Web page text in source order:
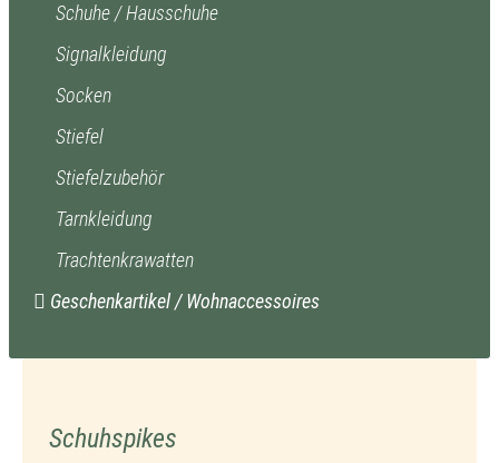
Schuhe / Hausschuhe
Signalkleidung
Socken
Stiefel
Stiefelzubehör
Tarnkleidung
Trachtenkrawatten
Geschenkartikel / Wohnaccessoires
Schuhspikes